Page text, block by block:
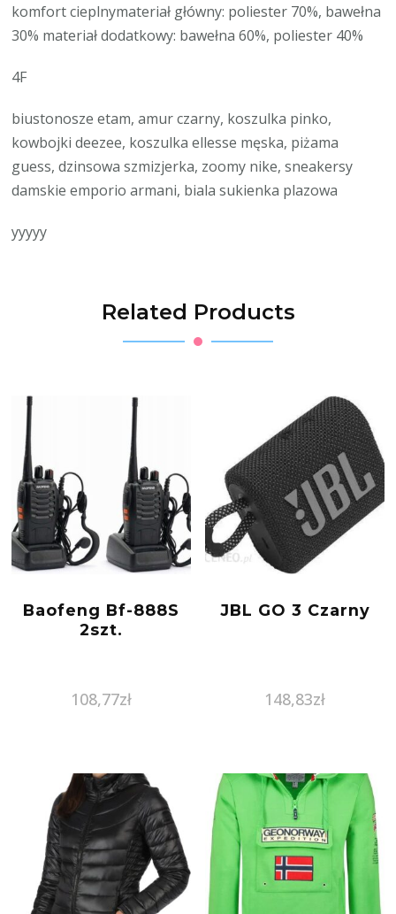
komfort cieplnymateriał główny: poliester 70%, bawełna
30% materiał dodatkowy: bawełna 60%, poliester 40%
4F
biustonosze etam, amur czarny, koszulka pinko,
kowbojki deezee, koszulka ellesse męska, piżama
guess, dzinsowa szmizjerka, zoomy nike, sneakersy
damskie emporio armani, biala sukienka plazowa
yyyyy
Related Products
Baofeng Bf-888S
2szt.
108,77zł
JBL GO 3 Czarny
148,83zł